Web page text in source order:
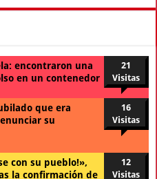
encontraron una
en un contenedor
21
Visitas
que era
su
16
Visitas
con su pueblo!»,
la confirmación de
12
Visitas